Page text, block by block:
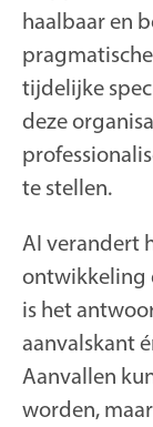
haalbaar en
tijdelijke
deze
te stellen.
AI verandert
ontwikkeling
is het
aanvalskant
Aanvallen
worden,